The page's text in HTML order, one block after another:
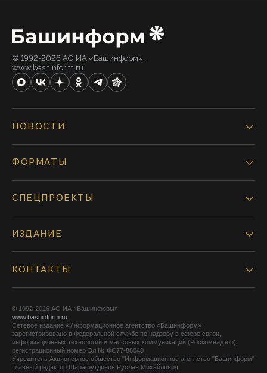
© 1992-2026 АО ИА «Башинформ».
www.bashinform.ru
НОВОСТИ
ФОРМАТЫ
СПЕЦПРОЕКТЫ
ИЗДАНИЕ
КОНТАКТЫ
© 1992-2026 АО ИА «Башинформ».
www.bashinform.ru
Сетевое издание «Информационное агентство «Башинформ»
зарегистрировано в Федеральной службе по надзору в сфере связи,
информационных технологий и массовых коммуникаций (Роскомнадзор),
регистрационный номер Эл № ФС77-88040
Учредитель Акционерное общество "Информационное агентство "Башинформ"
Главный редактор Шарафутдинов Руслан Михайлович